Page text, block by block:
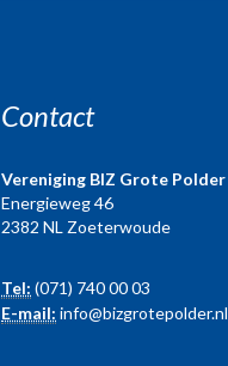
Contact
Vereniging BIZ Grote Polder
Energieweg 46
2382 NL Zoeterwoude
Tel: (071) 740 00 03
E-mail: info@bizgrotepolder.nl